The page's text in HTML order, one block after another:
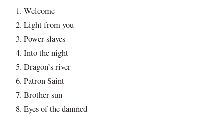
Welcome
Light from you
Power slaves
Into the night
Dragon’s river
Patron Saint
Brother sun
Eyes of the damned